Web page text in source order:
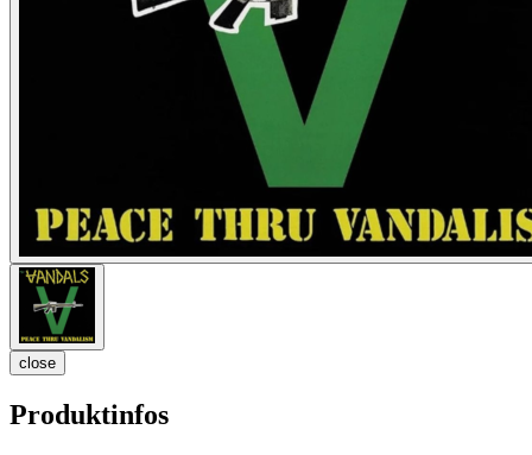
close
Produktinfos